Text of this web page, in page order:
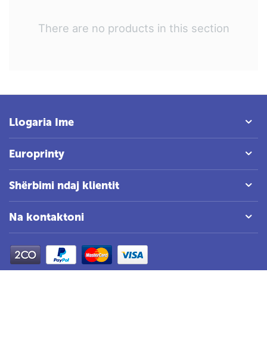
There are no products in this section
Llogaria Ime
Europrinty
Shërbimi ndaj klientit
Na kontaktoni